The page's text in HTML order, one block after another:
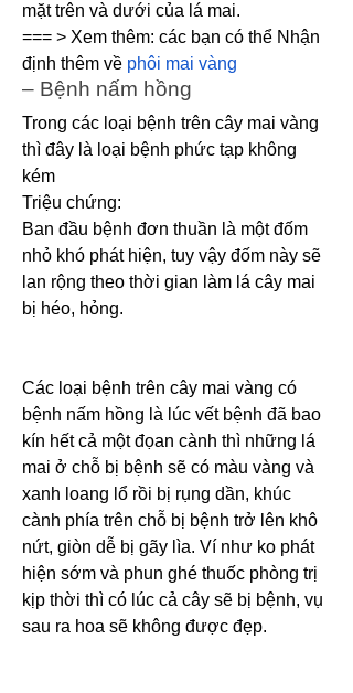
mặt trên và dưới của lá mai.
=== > Xem thêm: các bạn có thể Nhận
định thêm về phôi mai vàng
– Bệnh nấm hồng
Trong các loại bệnh trên cây mai vàng
thì đây là loại bệnh phức tạp không
kém
Triệu chứng:
Ban đầu bệnh đơn thuần là một đốm
nhỏ khó phát hiện, tuy vậy đốm này sẽ
lan rộng theo thời gian làm lá cây mai
bị héo, hỏng.
Các loại bệnh trên cây mai vàng có
bệnh nấm hồng là lúc vết bệnh đã bao
kín hết cả một đọan cành thì những lá
mai ở chỗ bị bệnh sẽ có màu vàng và
xanh loang lổ rồi bị rụng dần, khúc
cành phía trên chỗ bị bệnh trở lên khô
nứt, giòn dễ bị gãy lìa. Ví như ko phát
hiện sớm và phun ghé thuốc phòng trị
kịp thời thì có lúc cả cây sẽ bị bệnh, vụ
sau ra hoa sẽ không được đẹp.